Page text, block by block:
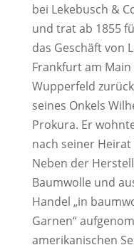
bei Lekebusch &
und trat ab 1855
das Geschäft von
Frankfurt am
Wupperfeld
seines Onkels
Prokura. Er
nach seiner
Neben der
Baumwolle und
Handel „in
Garnen“
amerikanischen